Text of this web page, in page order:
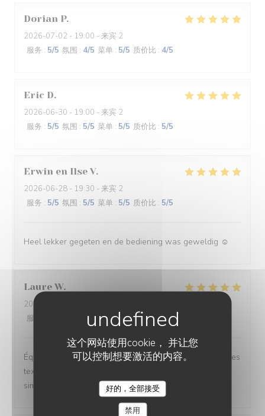
这个网站使用cookie， 并让您
可以控制想要激活的内容。
好的，全部接受
禁用
Dorian P
2026-07-02 - 19:00 - 来宾 2
服务 : 5/5 氛围 : 4/5 菜单 : 5/5 质价比 : 4/5
Eric D
2026-06-30 - 19:00 - 来宾 2
服务 : 5/5 氛围 : 5/5 菜单 : 5/5 质价比 : 5/5
Erwin en Ilse V
2026-06-28 - 19:30 - 来宾 2
服务 : 5/5 氛围 : 5/5 菜单 : 5/5 质价比 : 5/5
Heel lekker gegeten en de bediening was geweldig ☺️
Laure W
2026-06-26
服务
/5 菜单:5 /5 质价比 :5/5
Équilibre des goûts, hardiesse des mélanges, subtilité des
textures. Le bel ami, c’est du GRAND art, en toute
simplicité. On ne peut pas rêver meilleur moment.